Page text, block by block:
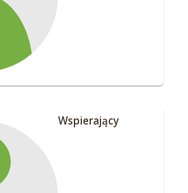
Wspierający